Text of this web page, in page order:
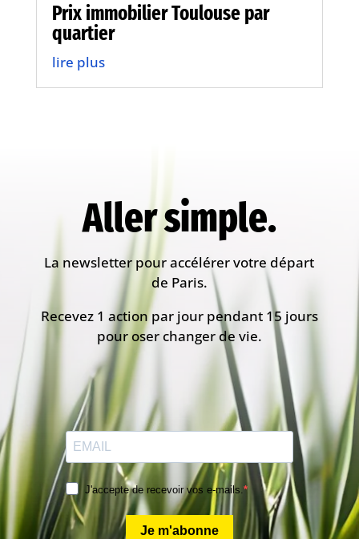
Prix immobilier Toulouse par
quartier
lire plus
Aller simple.
La newsletter pour accélérer votre départ
de Paris.
Recevez 1 action par jour pendant 15 jours
pour oser changer de vie.
J'accepte de recevoir vos e-mails.
Je m'abonne